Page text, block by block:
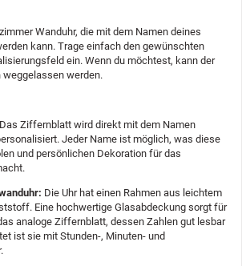
Wanduhr, die mit dem Namen deines
kann. Trage einfach den gewünschten
ein. Wenn du möchtest, kann der
weggelassen werden.
Das Ziffernblatt wird direkt mit dem Namen
Jeder Name ist möglich, was diese
und persönlichen Dekoration für das
Die Uhr hat einen Rahmen aus leichtem
Eine hochwertige Glasabdeckung sorgt für
analoge Ziffernblatt, dessen Zahlen gut lesbar
ist sie mit Stunden-, Minuten- und